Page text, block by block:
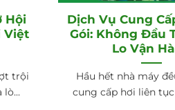
Hội
Việt
trội
lò...
Dịch Vụ Cung
Gói: Không Đầu
Lo Vận
Hầu hết nhà máy
cung cấp hơi liên